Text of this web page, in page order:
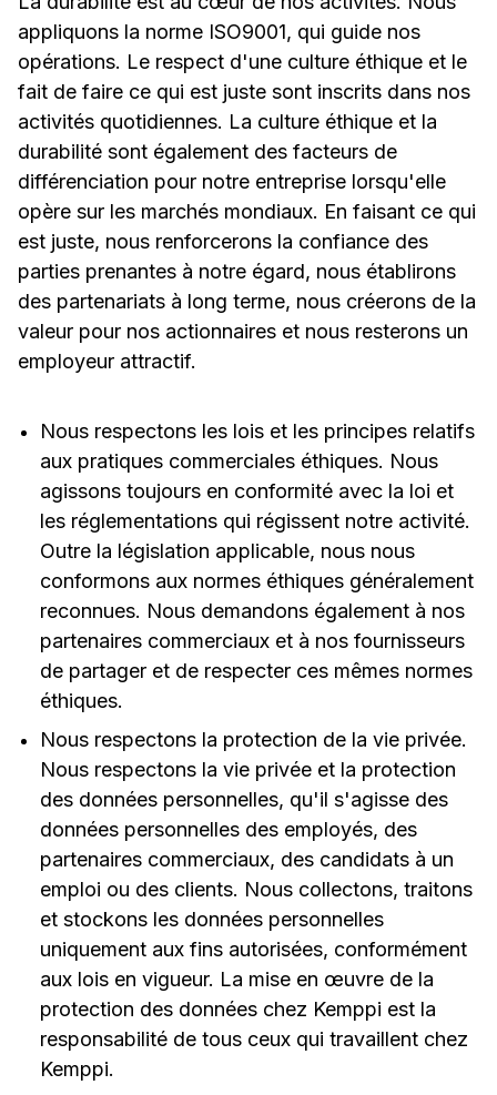
appliquons la norme ISO9001, qui guide nos
opérations. Le respect d'une culture éthique et le
fait de faire ce qui est juste sont inscrits dans nos
activités quotidiennes. La culture éthique et la
durabilité sont également des facteurs de
différenciation pour notre entreprise lorsqu'elle
opère sur les marchés mondiaux. En faisant ce qui
est juste, nous renforcerons la confiance des
parties prenantes à notre égard, nous établirons
des partenariats à long terme, nous créerons de la
valeur pour nos actionnaires et nous resterons un
employeur attractif.
Nous respectons les lois et les principes relatifs
aux pratiques commerciales éthiques. Nous
agissons toujours en conformité avec la loi et
les réglementations qui régissent notre activité.
Outre la législation applicable, nous nous
conformons aux normes éthiques généralement
reconnues. Nous demandons également à nos
partenaires commerciaux et à nos fournisseurs
de partager et de respecter ces mêmes normes
éthiques.
Nous respectons la protection de la vie privée.
Nous respectons la vie privée et la protection
des données personnelles, qu'il s'agisse des
données personnelles des employés, des
partenaires commerciaux, des candidats à un
emploi ou des clients. Nous collectons, traitons
et stockons les données personnelles
uniquement aux fins autorisées, conformément
aux lois en vigueur. La mise en œuvre de la
protection des données chez Kemppi est la
responsabilité de tous ceux qui travaillent chez
Kemppi.